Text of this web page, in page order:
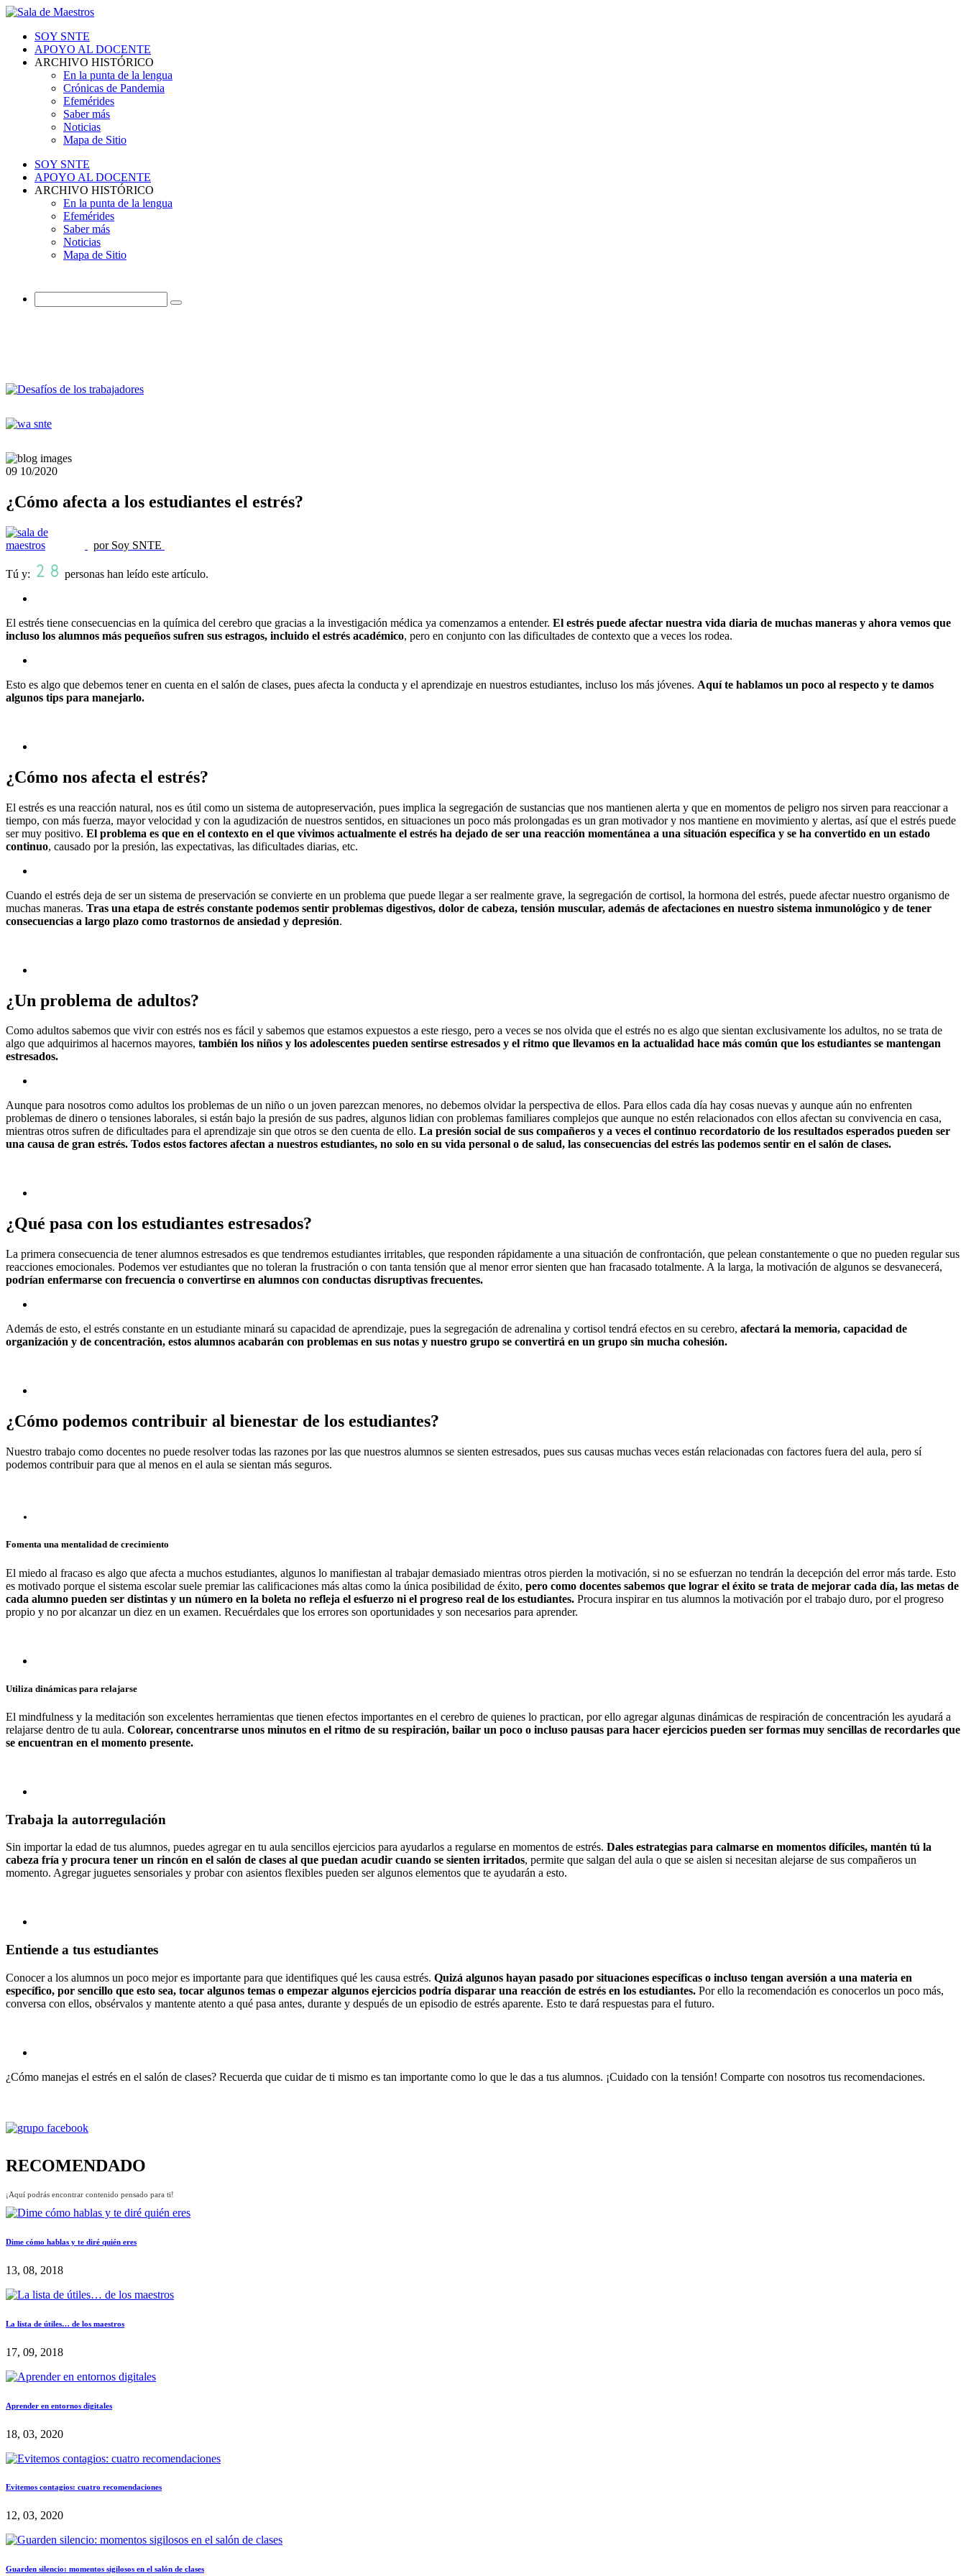
SOY SNTE
APOYO AL DOCENTE
ARCHIVO HISTÓRICO
En la punta de la lengua
Crónicas de Pandemia
Efemérides
Saber más
Noticias
Mapa de Sitio
SOY SNTE
APOYO AL DOCENTE
ARCHIVO HISTÓRICO
En la punta de la lengua
Efemérides
Saber más
Noticias
Mapa de Sitio
09 10/2020
¿Cómo afecta a los estudiantes el estrés?
por Soy SNTE
Tú y: personas han leído este artículo.
El estrés tiene consecuencias en la química del cerebro que gracias a la investigación médica ya comenzamos a entender. El estrés puede afectar nuestra vida diaria de muchas maneras y ahora vemos que
incluso los alumnos más pequeños sufren sus estragos, incluido el estrés académico, pero en conjunto con las dificultades de contexto que a veces los rodea.
Esto es algo que debemos tener en cuenta en el salón de clases, pues afecta la conducta y el aprendizaje en nuestros estudiantes, incluso los más jóvenes. Aquí te hablamos un poco al respecto y te damos
algunos tips para manejarlo.
¿Cómo nos afecta el estrés?
El estrés es una reacción natural, nos es útil como un sistema de autopreservación, pues implica la segregación de sustancias que nos mantienen alerta y que en momentos de peligro nos sirven para reaccionar a
tiempo, con más fuerza, mayor velocidad y con la agudización de nuestros sentidos, en situaciones un poco más prolongadas es un gran motivador y nos mantiene en movimiento y alertas, así que el estrés puede
ser muy positivo. El problema es que en el contexto en el que vivimos actualmente el estrés ha dejado de ser una reacción momentánea a una situación específica y se ha convertido en un estado
continuo, causado por la presión, las expectativas, las dificultades diarias, etc.
Cuando el estrés deja de ser un sistema de preservación se convierte en un problema que puede llegar a ser realmente grave, la segregación de cortisol, la hormona del estrés, puede afectar nuestro organismo de
muchas maneras. Tras una etapa de estrés constante podemos sentir problemas digestivos, dolor de cabeza, tensión muscular, además de afectaciones en nuestro sistema inmunológico y de tener
consecuencias a largo plazo como trastornos de ansiedad y depresión.
¿Un problema de adultos?
Como adultos sabemos que vivir con estrés nos es fácil y sabemos que estamos expuestos a este riesgo, pero a veces se nos olvida que el estrés no es algo que sientan exclusivamente los adultos, no se trata de
algo que adquirimos al hacernos mayores, también los niños y los adolescentes pueden sentirse estresados y el ritmo que llevamos en la actualidad hace más común que los estudiantes se mantengan
estresados.
Aunque para nosotros como adultos los problemas de un niño o un joven parezcan menores, no debemos olvidar la perspectiva de ellos. Para ellos cada día hay cosas nuevas y aunque aún no enfrenten
problemas de dinero o tensiones laborales, si están bajo la presión de sus padres, algunos lidian con problemas familiares complejos que aunque no estén relacionados con ellos afectan su convivencia en casa,
mientras otros sufren de dificultades para el aprendizaje sin que otros se den cuenta de ello. La presión social de sus compañeros y a veces el continuo recordatorio de los resultados esperados pueden ser
una causa de gran estrés. Todos estos factores afectan a nuestros estudiantes, no solo en su vida personal o de salud, las consecuencias del estrés las podemos sentir en el salón de clases.
¿Qué pasa con los estudiantes estresados?
La primera consecuencia de tener alumnos estresados es que tendremos estudiantes irritables, que responden rápidamente a una situación de confrontación, que pelean constantemente o que no pueden regular sus
reacciones emocionales. Podemos ver estudiantes que no toleran la frustración o con tanta tensión que al menor error sienten que han fracasado totalmente. A la larga, la motivación de algunos se desvanecerá,
podrían enfermarse con frecuencia o convertirse en alumnos con conductas disruptivas frecuentes.
Además de esto, el estrés constante en un estudiante minará su capacidad de aprendizaje, pues la segregación de adrenalina y cortisol tendrá efectos en su cerebro, afectará la memoria, capacidad de
organización y de concentración, estos alumnos acabarán con problemas en sus notas y nuestro grupo se convertirá en un grupo sin mucha cohesión.
¿Cómo podemos contribuir al bienestar de los estudiantes?
Nuestro trabajo como docentes no puede resolver todas las razones por las que nuestros alumnos se sienten estresados, pues sus causas muchas veces están relacionadas con factores fuera del aula, pero sí
podemos contribuir para que al menos en el aula se sientan más seguros.
Fomenta una mentalidad de crecimiento
El miedo al fracaso es algo que afecta a muchos estudiantes, algunos lo manifiestan al trabajar demasiado mientras otros pierden la motivación, si no se esfuerzan no tendrán la decepción del error más tarde. Esto
es motivado porque el sistema escolar suele premiar las calificaciones más altas como la única posibilidad de éxito, pero como docentes sabemos que lograr el éxito se trata de mejorar cada día, las metas de
cada alumno pueden ser distintas y un número en la boleta no refleja el esfuerzo ni el progreso real de los estudiantes. Procura inspirar en tus alumnos la motivación por el trabajo duro, por el progreso
propio y no por alcanzar un diez en un examen. Recuérdales que los errores son oportunidades y son necesarios para aprender.
Utiliza dinámicas para relajarse
El mindfulness y la meditación son excelentes herramientas que tienen efectos importantes en el cerebro de quienes lo practican, por ello agregar algunas dinámicas de respiración de concentración les ayudará a
relajarse dentro de tu aula. Colorear, concentrarse unos minutos en el ritmo de su respiración, bailar un poco o incluso pausas para hacer ejercicios pueden ser formas muy sencillas de recordarles que
se encuentran en el momento presente.
Trabaja la autorregulación
Sin importar la edad de tus alumnos, puedes agregar en tu aula sencillos ejercicios para ayudarlos a regularse en momentos de estrés. Dales estrategias para calmarse en momentos difíciles, mantén tú la
cabeza fría y procura tener un rincón en el salón de clases al que puedan acudir cuando se sienten irritados, permite que salgan del aula o que se aislen si necesitan alejarse de sus compañeros un
momento. Agregar juguetes sensoriales y probar con asientos flexibles pueden ser algunos elementos que te ayudarán a esto.
Entiende a tus estudiantes
Conocer a los alumnos un poco mejor es importante para que identifiques qué les causa estrés. Quizá algunos hayan pasado por situaciones específicas o incluso tengan aversión a una materia en
específico, por sencillo que esto sea, tocar algunos temas o empezar algunos ejercicios podría disparar una reacción de estrés en los estudiantes. Por ello la recomendación es conocerlos un poco más,
conversa con ellos, obsérvalos y mantente atento a qué pasa antes, durante y después de un episodio de estrés aparente. Esto te dará respuestas para el futuro.
¿Cómo manejas el estrés en el salón de clases? Recuerda que cuidar de ti mismo es tan importante como lo que le das a tus alumnos. ¡Cuidado con la tensión! Comparte con nosotros tus recomendaciones.
RECOMENDADO
¡Aquí podrás encontrar contenido pensado para ti!
Dime cómo hablas y te diré quién eres
13, 08, 2018
La lista de útiles… de los maestros
17, 09, 2018
Aprender en entornos digitales
18, 03, 2020
Evitemos contagios: cuatro recomendaciones
12, 03, 2020
Guarden silencio: momentos sigilosos en el salón de clases